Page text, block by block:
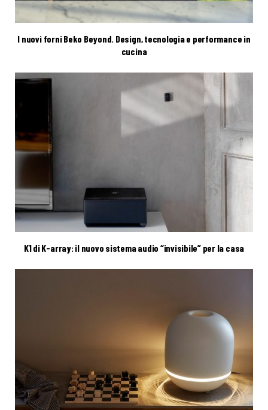
I nuovi forni Beko Beyond. Design, tecnologia e performance in
cucina
K1 di K-array: il nuovo sistema audio “invisibile” per la casa